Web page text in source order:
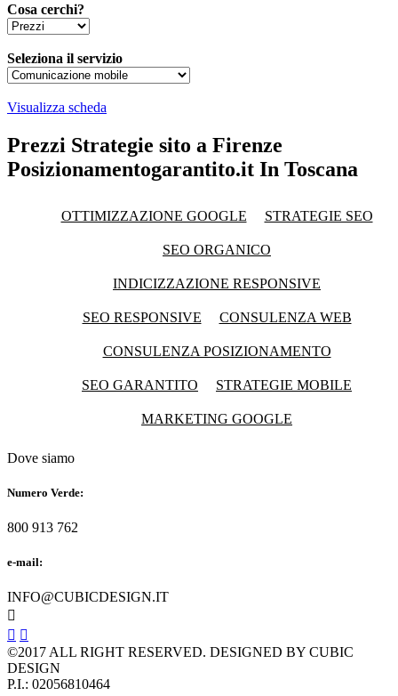
Cosa cerchi?
Seleziona il servizio
Visualizza scheda
Prezzi Strategie sito a Firenze
Posizionamentogarantito.it In Toscana
OTTIMIZZAZIONE GOOGLE STRATEGIE SEO
SEO ORGANICO
INDICIZZAZIONE RESPONSIVE
SEO RESPONSIVE CONSULENZA WEB
CONSULENZA POSIZIONAMENTO
SEO GARANTITO STRATEGIE MOBILE
MARKETING GOOGLE
Dove siamo
Numero Verde:
800 913 762
e-mail:
INFO@CUBICDESIGN.IT

 
©2017 ALL RIGHT RESERVED. DESIGNED BY CUBIC
DESIGN
P.I.: 02056810464